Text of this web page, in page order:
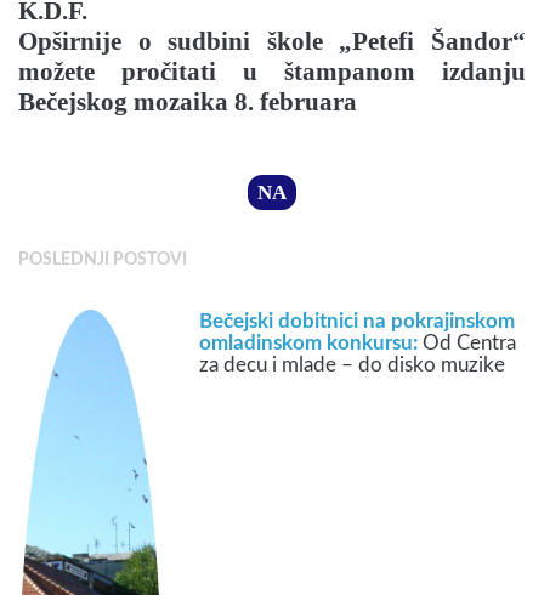
K.D.F.
Opširnije o sudbini škole „Petefi Šandor“
možete pročitati u štampanom izdanju
Bečejskog mozaika 8. februara
NA
POSLEDNJI POSTOVI
Bečejski dobitnici na pokrajinskom
omladinskom konkursu:Od Centra
za decu i mlade – do disko muzike